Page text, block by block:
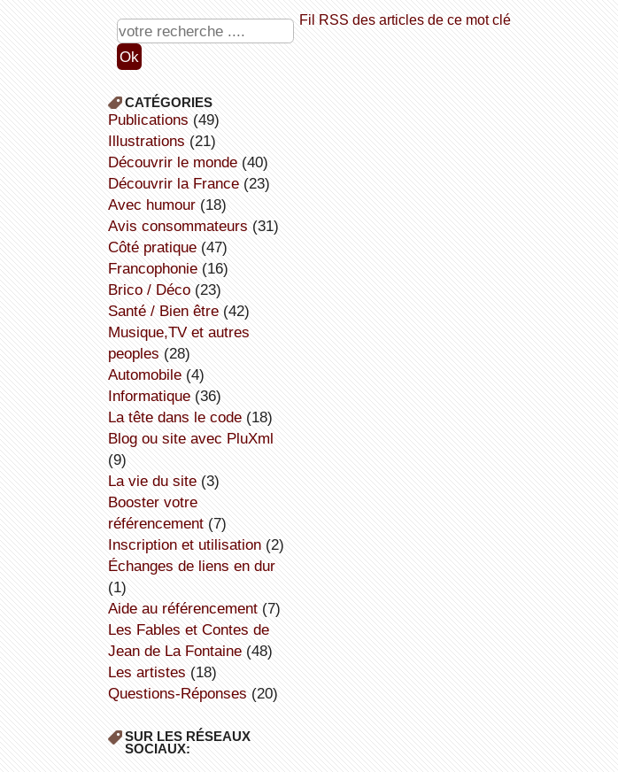
Fil RSS des articles de ce mot clé
CATÉGORIES
publications (49)
illustrations (21)
découvrir le monde(40)
découvrir la France(23)
avec humour(18)
avis consommateurs (31)
côté pratique(47)
Francophonie(16)
Brico / Déco(23)
Santé / Bien être(42)
Musique,TV et autres
peoples (28)
Automobile(4)
informatique(36)
la tête dans le code(18)
Blog ou site avec PluXml
(9)
la vie du site(3)
booster votre
référencement(7)
inscription et utilisation(2)
échanges de liens en dur
(1)
aide au référencement(7)
Les Fables et Contes de
Jean de La Fontaine(48)
Les artistes (18)
Questions-Réponses (20)
SUR LES RÉSEAUX
SOCIAUX: